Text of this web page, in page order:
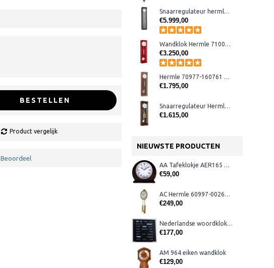
Snaarregulateur hermle 70961-740761 Kingsland
€5.999,00
Wandklok Hermle 71006-360761 rood
€3.250,00
Hermle 70977-160761 maandloper
€1.795,00
Snaarregulateur Hermle 70994-030351
€1.615,00
NIEUWSTE PRODUCTEN
AA Tafeklokje AER165 noten
€59,00
AC Hermle 60997-00261 wandklok
€249,00
Nederlandse woordklok zwart AMS 1265
€177,00
AM 964 eiken wandklok
€129,00
BESTELLEN
Product vergelijk
Beoordeel